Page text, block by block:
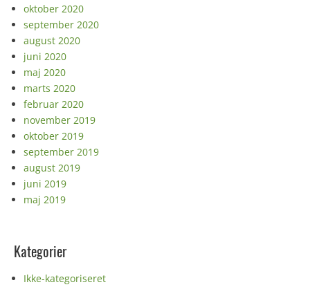
oktober 2020
september 2020
august 2020
juni 2020
maj 2020
marts 2020
februar 2020
november 2019
oktober 2019
september 2019
august 2019
juni 2019
maj 2019
Kategorier
Ikke-kategoriseret